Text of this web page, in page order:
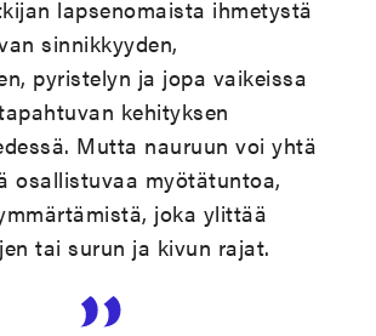
lapsenomaista ihmetystä
sinnikkyyden,
pyristelyn ja jopa vaikeissa
kehityksen
Mutta nauruun voi yhtä
osallistuvaa myötätuntoa,
joka ylittää
tai surun ja kivun rajat.